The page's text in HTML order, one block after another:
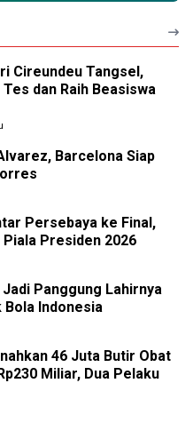
Cireundeu Tangsel,
dan Raih Beasiswa
Barcelona Siap
Persebaya ke Final,
Presiden 2026
Panggung Lahirnya
Bola Indonesia
46 Juta Butir Obat
Miliar, Dua Pelaku